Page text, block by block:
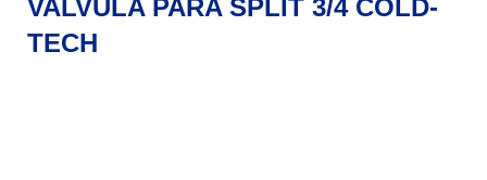
VALVULA PARA SPLIT 3/4 COLD-
TECH